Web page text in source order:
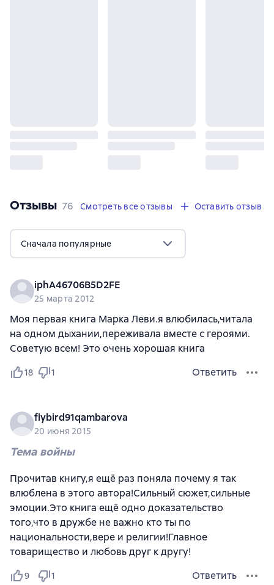
Отзывы 76 отзывов
76 Смотреть все отзывы Оставить отзыв
Сначала популярные
iphA46706B5D2FE
25 марта 2012
Моя первая книга Марка Леви.я влюбилась,читала
на одном дыхании,переживала вместе с героями.
Советую всем! Это очень хорошая книга
18 1 Ответить
flybird91qambarova
20 июня 2015
Тема войны
Прочитав книгу,я ещё раз поняла почему я так
влюблена в этого автора!Сильный сюжет,сильные
эмоции.Это книга ещё одно доказательство
того,что в дружбе не важно кто ты по
национальности,вере и религии!Главное
товарищество и любовь друг к другу!
9 1 Ответить